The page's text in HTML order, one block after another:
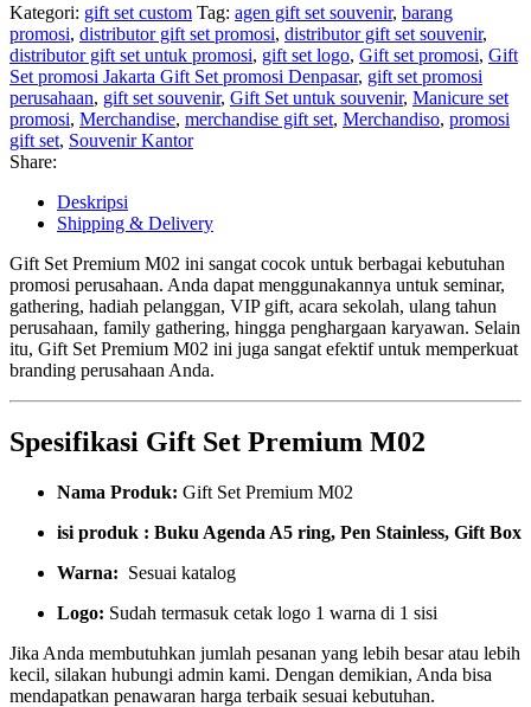
Kategori: gift set custom Tag: agen gift set souvenir, barang
promosi, distributor gift set promosi, distributor gift set souvenir,
distributor gift set untuk promosi, gift set logo, Gift set promosi, Gift
Set promosi Jakarta Gift Set promosi Denpasar, gift set promosi
perusahaan, gift set souvenir, Gift Set untuk souvenir, Manicure set
promosi, Merchandise, merchandise gift set, Merchandiso, promosi
gift set, Souvenir Kantor
Share:
Deskripsi
Shipping & Delivery
Gift Set Premium M02 ini sangat cocok untuk berbagai kebutuhan
promosi perusahaan. Anda dapat menggunakannya untuk seminar,
gathering, hadiah pelanggan, VIP gift, acara sekolah, ulang tahun
perusahaan, family gathering, hingga penghargaan karyawan. Selain
itu, Gift Set Premium M02 ini juga sangat efektif untuk memperkuat
branding perusahaan Anda.
Spesifikasi Gift Set Premium M02
Nama Produk: Gift Set Premium M02
isi produk : Buku Agenda A5 ring, Pen Stainless, Gift Box
Warna: Sesuai katalog
Logo: Sudah termasuk cetak logo 1 warna di 1 sisi
Jika Anda membutuhkan jumlah pesanan yang lebih besar atau lebih
kecil, silakan hubungi admin kami. Dengan demikian, Anda bisa
mendapatkan penawaran harga terbaik sesuai kebutuhan.